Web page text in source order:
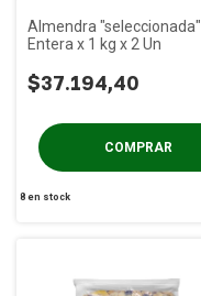
Almendra "seleccionada"
Entera x 1 kg x 2 Un
$37.194,40
8en stock